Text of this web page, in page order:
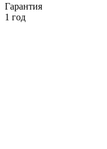
Гарантия
1 год